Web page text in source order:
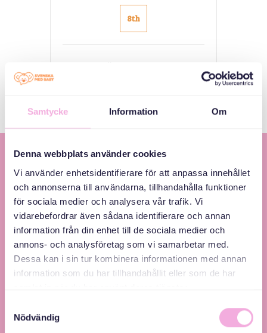
Samtycke Information Om
Denna webbplats använder cookies
Vi använder enhetsidentifierare för att anpassa innehållet
och annonserna till användarna, tillhandahålla funktioner
för sociala medier och analysera vår trafik. Vi
vidarebefordrar även sådana identifierare och annan
information från din enhet till de sociala medier och
annons- och analysföretag som vi samarbetar med.
Dessa kan i sin tur kombinera informationen med annan
information som du har tillhandahållit eller som de har
Nödvändig
8th
Svenska med baby – Föräldraträffar för jämlikhet
och inkludering.